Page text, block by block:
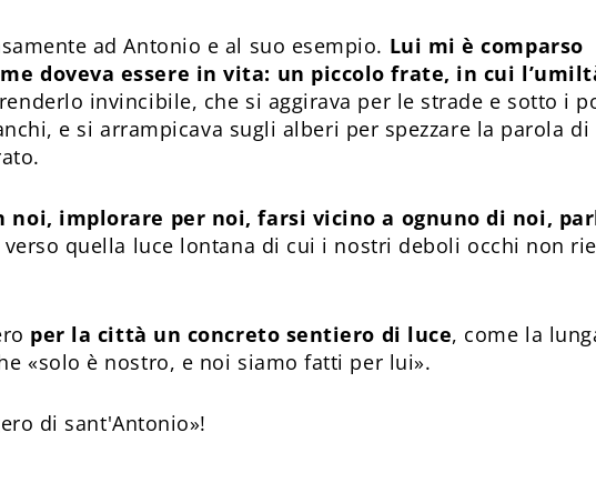
ad Antonio e al suo esempio. Lui mi è comparso
doveva essere in vita: un piccolo frate, in cui
invincibile, che si aggirava per le strade e sotto i
e si arrampicava sugli alberi per spezzare la parola di
noi, implorare per noi, farsi vicino a ognuno di noi,
quella luce lontana di cui i nostri deboli occhi non
per la città un concreto sentiero di luce, come la
«solo è nostro, e noi siamo fatti per lui».
di sant'Antonio»!